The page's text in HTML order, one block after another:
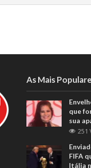
As Mais
que
sua
251
FIFA
Itália